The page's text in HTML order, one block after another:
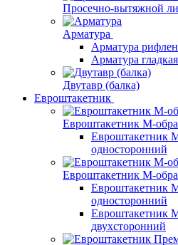
Просечно-вытяжной
Арматура
Арматура
Арматура
Двутавр (балка)
Евроштакетник
Евроштакетник М-
Евроштакетник
односторонний
Евроштакетник М-
Евроштакетник
односторонний
Евроштакетник
двухсторонний